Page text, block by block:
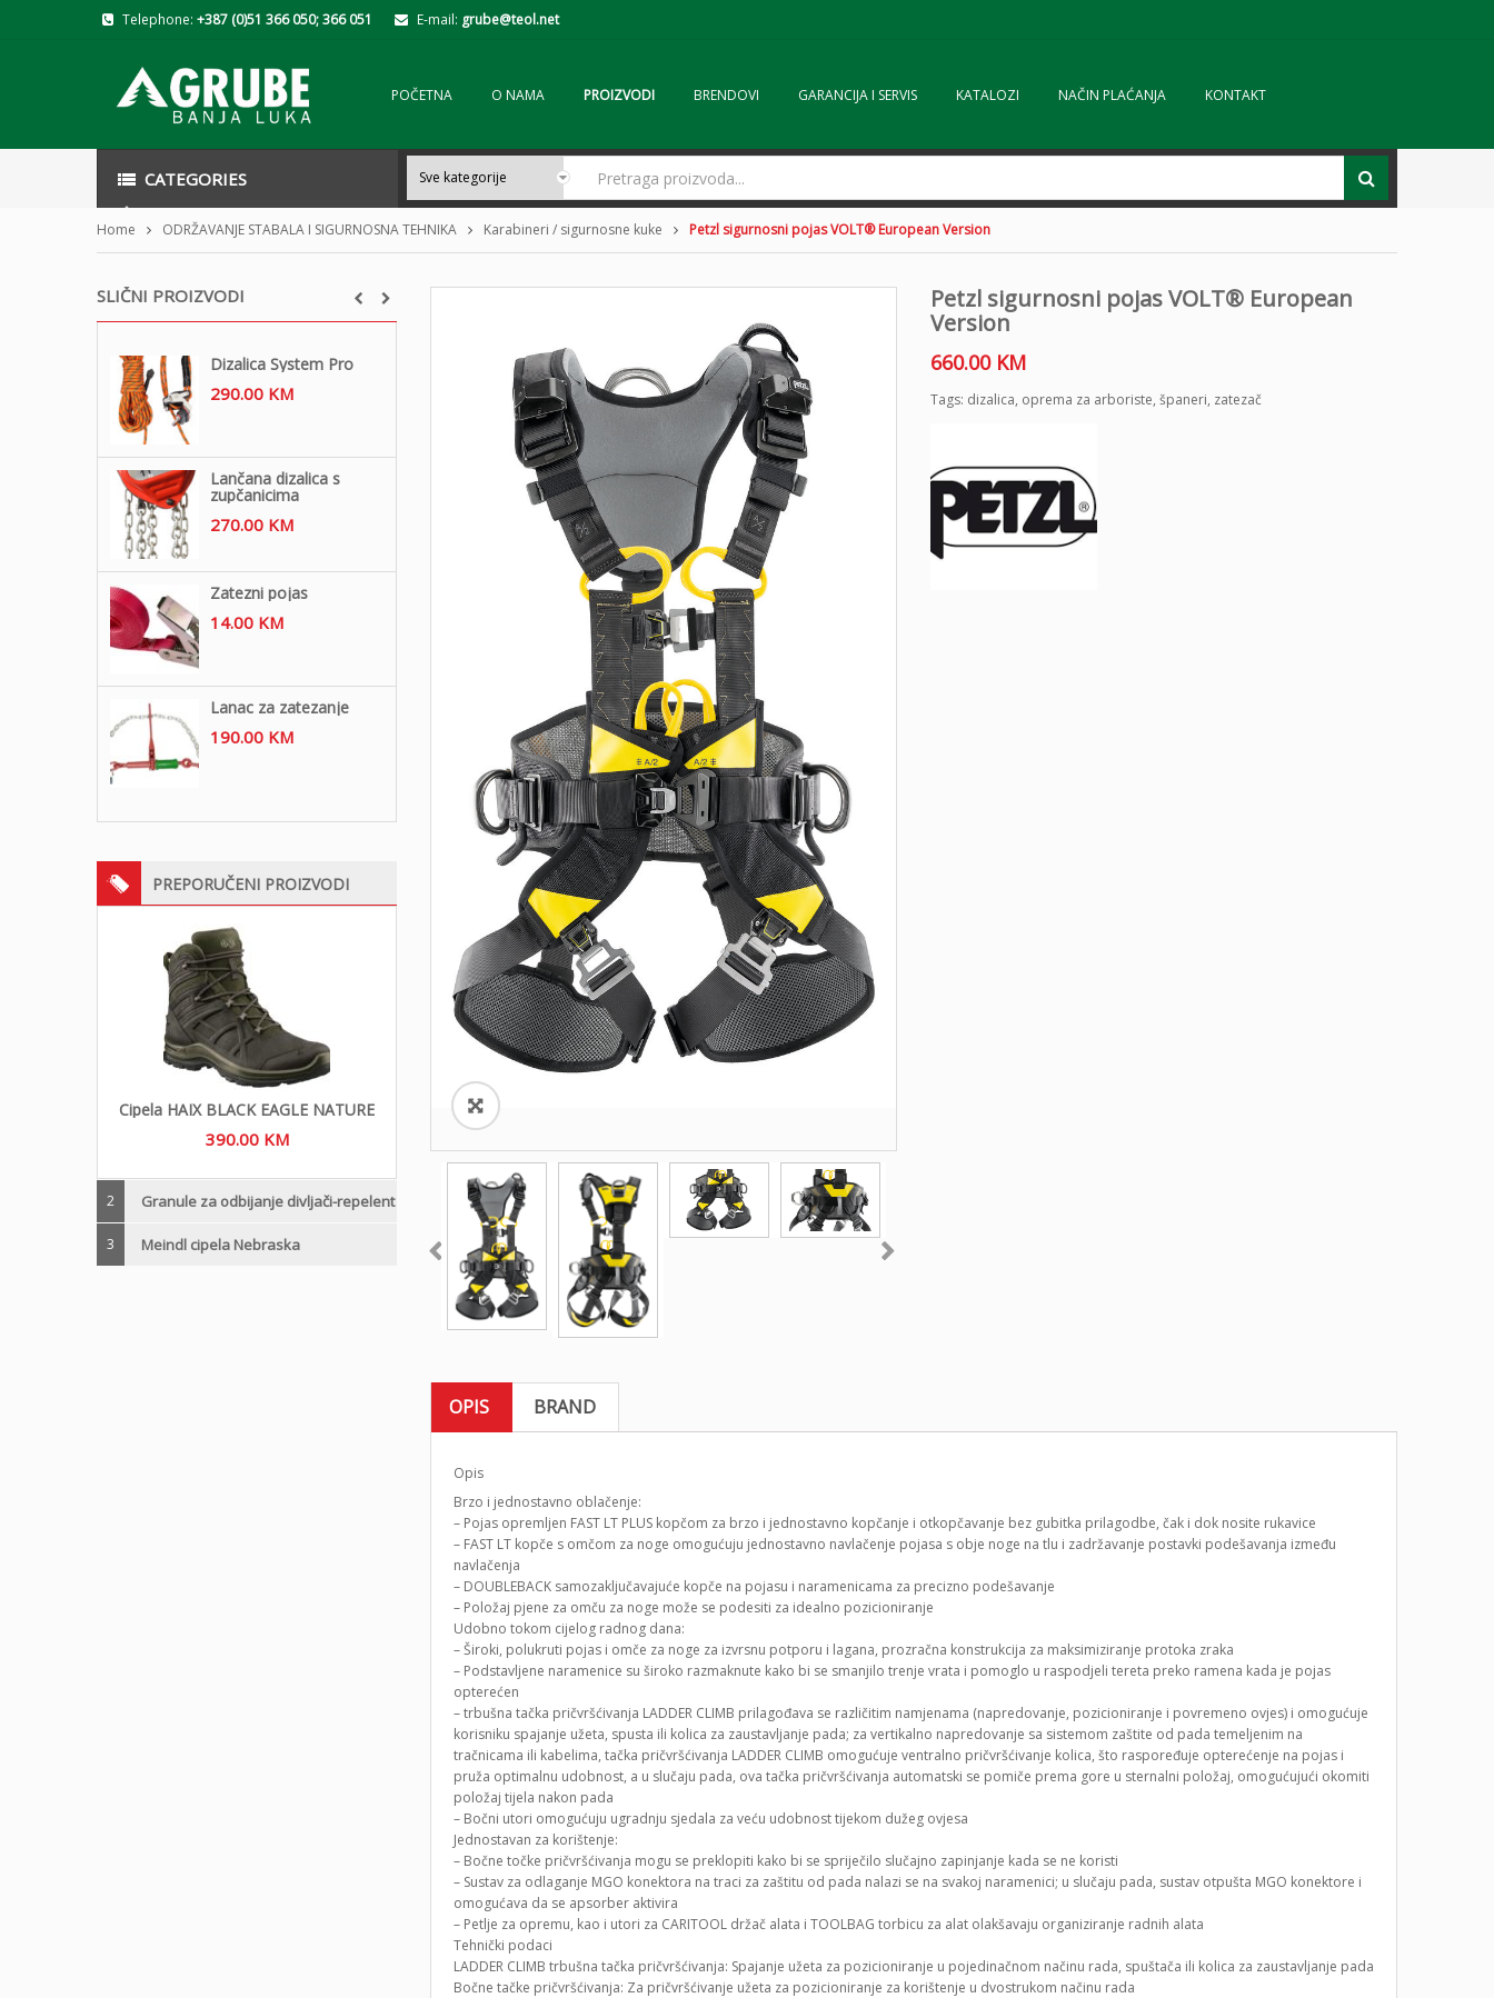
Telephone: +387 (0)51 366 050; 366 051 E-mail: grube@teol.net
POČETNA O NAMA PROIZVODI BRENDOVI GARANCIJA I SERVIS KATALOZI NAČIN PLAĆANJA KONTAKT
CATEGORIES
Home ODRŽAVANJE STABALA I SIGURNOSNA TEHNIKA Karabineri / sigurnosne kuke Petzl sigurnosni pojas VOLT® European Version
SLIČNI PROIZVODI
Dizalica System Pro
290.00 KM
Lančana dizalica s
zupčanicima
270.00 KM
Zatezni pojas
14.00 KM
Lanac za zatezanje
190.00 KM
PREPORUČENI PROIZVODI
Cipela HAIX BLACK EAGLE NATURE
390.00 KM
2 Granule za odbijanje divljači-repelent
3 Meindl cipela Nebraska
Petzl sigurnosni pojas VOLT® European
Version
660.00 KM
Tags: dizalica, oprema za arboriste, španeri, zatezač
OPIS BRAND
Opis
Brzo i jednostavno oblačenje:
– Pojas opremljen FAST LT PLUS kopčom za brzo i jednostavno kopčanje i otkopčavanje bez gubitka prilagodbe, čak i dok nosite rukavice
– FAST LT kopče s omčom za noge omogućuju jednostavno navlačenje pojasa s obje noge na tlu i zadržavanje postavki podešavanja između
navlačenja
– DOUBLEBACK samozaključavajuće kopče na pojasu i naramenicama za precizno podešavanje
– Položaj pjene za omču za noge može se podesiti za idealno pozicioniranje
Udobno tokom cijelog radnog dana:
– Široki, polukruti pojas i omče za noge za izvrsnu potporu i lagana, prozračna konstrukcija za maksimiziranje protoka zraka
– Podstavljene naramenice su široko razmaknute kako bi se smanjilo trenje vrata i pomoglo u raspodjeli tereta preko ramena kada je pojas
opterećen
– trbušna tačka pričvršćivanja LADDER CLIMB prilagođava se različitim namjenama (napredovanje, pozicioniranje i povremeno ovjes) i omogućuje
korisniku spajanje užeta, spusta ili kolica za zaustavljanje pada; za vertikalno napredovanje sa sistemom zaštite od pada temeljenim na
tračnicama ili kabelima, tačka pričvršćivanja LADDER CLIMB omogućuje ventralno pričvršćivanje kolica, što raspoređuje opterećenje na pojas i
pruža optimalnu udobnost, a u slučaju pada, ova tačka pričvršćivanja automatski se pomiče prema gore u sternalni položaj, omogućujući okomiti
položaj tijela nakon pada
– Bočni utori omogućuju ugradnju sjedala za veću udobnost tijekom dužeg ovjesa
Jednostavan za korištenje:
– Bočne točke pričvršćivanja mogu se preklopiti kako bi se spriječilo slučajno zapinjanje kada se ne koristi
– Sustav za odlaganje MGO konektora na traci za zaštitu od pada nalazi se na svakoj naramenici; u slučaju pada, sustav otpušta MGO konektore i
omogućava da se apsorber aktivira
– Petlje za opremu, kao i utori za CARITOOL držač alata i TOOLBAG torbicu za alat olakšavaju organiziranje radnih alata
Tehnički podaci
LADDER CLIMB trbušna tačka pričvršćivanja: Spajanje užeta za pozicioniranje u pojedinačnom načinu rada, spuštača ili kolica za zaustavljanje pada
Bočne tačke pričvršćivanja: Za pričvršćivanje užeta za pozicioniranje za korištenje u dvostrukom načinu rada